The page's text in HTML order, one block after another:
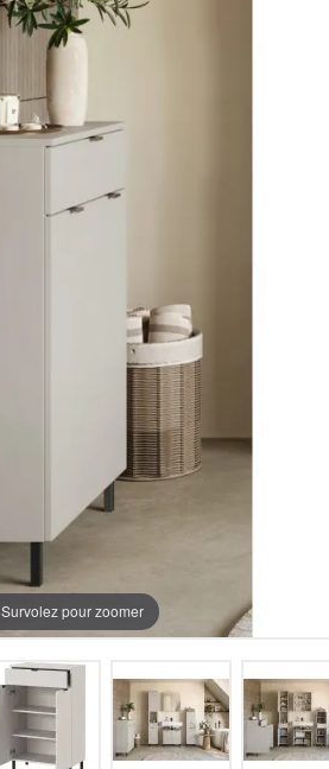
Survolez pour zoomer